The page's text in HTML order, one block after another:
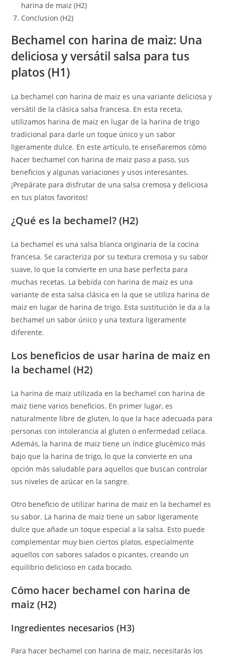
harina de maiz (H2)
Conclusion (H2)
Bechamel con harina de maiz: Una
deliciosa y versátil salsa para tus
platos (H1)
La bechamel con harina de maiz es una variante deliciosa y
versátil de la clásica salsa francesa. En esta receta,
utilizamos harina de maiz en lugar de la harina de trigo
tradicional para darle un toque único y un sabor
ligeramente dulce. En este artículo, te enseñaremos cómo
hacer bechamel con harina de maiz paso a paso, sus
beneficios y algunas variaciones y usos interesantes.
¡Prepárate para disfrutar de una salsa cremosa y deliciosa
en tus platos favoritos!
¿Qué es la bechamel? (H2)
La bechamel es una salsa blanca originaria de la cocina
francesa. Se caracteriza por su textura cremosa y su sabor
suave, lo que la convierte en una base perfecta para
muchas recetas. La bebida con harina de maiz es una
variante de esta salsa clásica en la que se utiliza harina de
maiz en lugar de harina de trigo. Esta sustitución le da a la
bechamel un sabor único y una textura ligeramente
diferente.
Los beneficios de usar harina de maiz en
la bechamel (H2)
La harina de maiz utilizada en la bechamel con harina de
maiz tiene varios beneficios. En primer lugar, es
naturalmente libre de gluten, lo que la hace adecuada para
personas con intolerancia al gluten o enfermedad celíaca.
Además, la harina de maiz tiene un índice glucémico más
bajo que la harina de trigo, lo que la convierte en una
opción más saludable para aquellos que buscan controlar
sus niveles de azúcar en la sangre.
Otro beneficio de utilizar harina de maiz en la bechamel es
su sabor. La harina de maiz tiene un sabor ligeramente
dulce que añade un toque especial a la salsa. Esto puede
complementar muy bien ciertos platos, especialmente
aquellos con sabores salados o picantes, creando un
equilibrio delicioso en cada bocado.
Cómo hacer bechamel con harina de
maiz (H2)
Ingredientes necesarios (H3)
Para hacer bechamel con harina de maiz, necesitarás los